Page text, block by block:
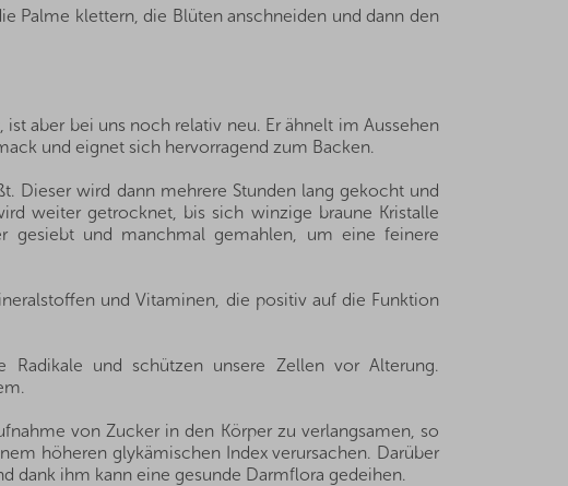
Palme klettern, die Blüten anschneiden und dann den
aber bei uns noch relativ neu. Er ähnelt im Aussehen
und eignet sich hervorragend zum Backen.
Dieser wird dann mehrere Stunden lang gekocht und
weiter getrocknet, bis sich winzige braune Kristalle
gesiebt und manchmal gemahlen, um eine feinere
und Vitaminen, die positiv auf die Funktion
und schützen unsere Zellen vor Alterung.
von Zucker in den Körper zu verlangsamen, so
höheren glykämischen Index verursachen. Darüber
dank ihm kann eine gesunde Darmflora gedeihen.